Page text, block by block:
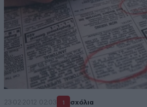
23·02·2012 02:03 1 σχόλια